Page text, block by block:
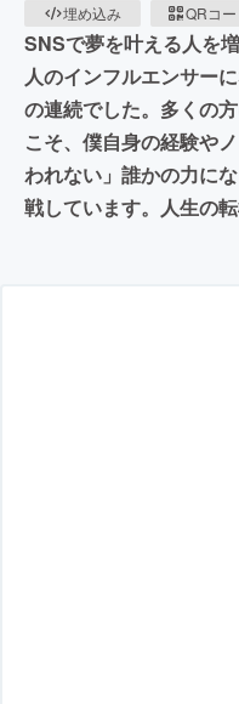
埋め込み
QRコー
SNSで夢を叶える人を
人のインフルエンサー
の連続でした。多くの
こそ、僕自身の経験や
われない」誰かの力に
戦しています。人生の